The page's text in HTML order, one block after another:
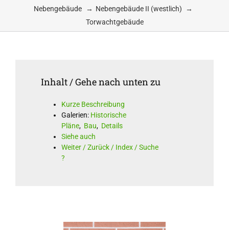
Nebengebäude
Nebengebäude II (westlich)
Torwachtgebäude
Inhalt / Gehe nach unten zu
Kurze Beschreibung
Galerien: Historische
Pläne, Bau, Details
Siehe auch
Weiter / Zurück / Index / Suche
?